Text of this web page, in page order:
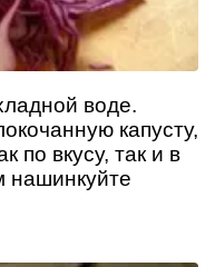
воде.
капусту,
по вкусу, так и в
нашинкуйте